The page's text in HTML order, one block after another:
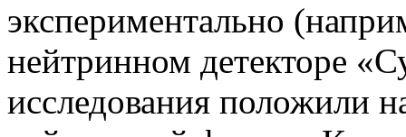
экспериментально
нейтринном детекторе «
исследования положили